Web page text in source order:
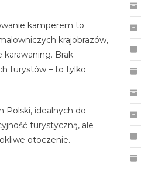
kamperem to
krajobrazów,
karawaning. Brak
turystów – to tylko
Polski, idealnych do
turystyczną, ale
otoczenie.